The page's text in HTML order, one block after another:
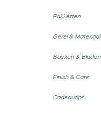
Pakketten
Gerei & Materiaal
Boeken & Bladen
Finish & Care
Cadeautips